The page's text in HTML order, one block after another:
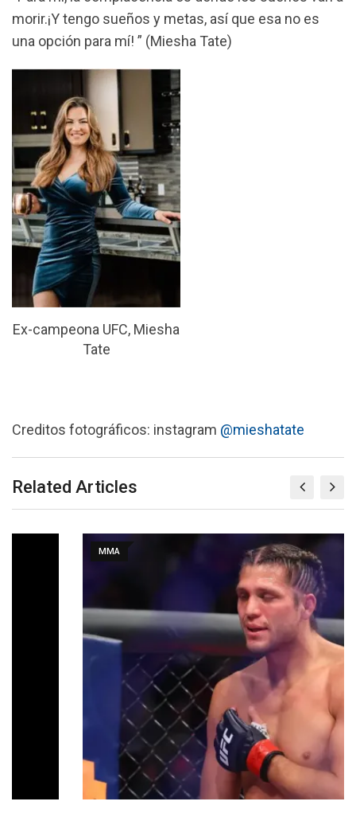
morir.¡Y tengo sueños y metas, así que esa no es
una opción para mí! ” (Miesha Tate)
Ex-campeona UFC, Miesha
Tate
Creditos fotográficos: instagram @mieshatate
Related Articles